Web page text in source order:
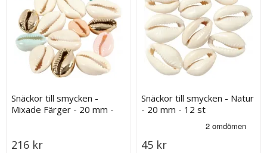
Snäckor till smycken -
Mixade Färger - 20 mm -
216 kr
Snäckor till smycken - Natur
- 20 mm - 12 st
45 kr